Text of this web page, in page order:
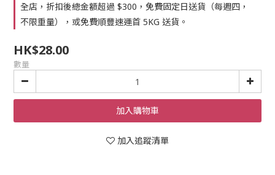
全店，折扣後總金額超過 $300，免費固定日送貨（每週四，
不限重量），或免費順豐速運首 5KG 送貨。
HK$28.00
數量
加入購物車
加入追蹤清單